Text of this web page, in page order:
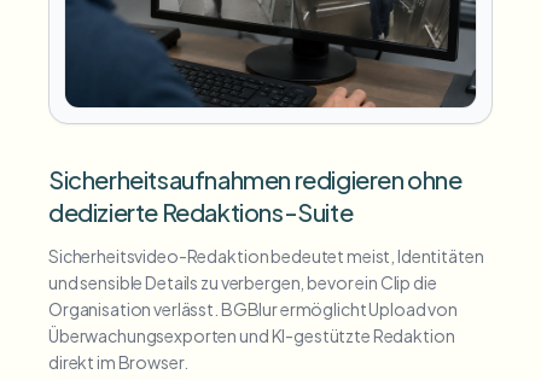
Sicherheitsaufnahmen redigieren ohne
dedizierte Redaktions-Suite
Sicherheitsvideo-Redaktion bedeutet meist, Identitäten
und sensible Details zu verbergen, bevor ein Clip die
Organisation verlässt. BGBlur ermöglicht Upload von
Überwachungsexporten und KI-gestützte Redaktion
direkt im Browser.